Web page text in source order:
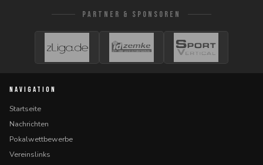
PARTNER & SPONSOREN
NAVIGATION
Startseite
Nachrichten
Pokalwettbewerbe
Vereinslinks